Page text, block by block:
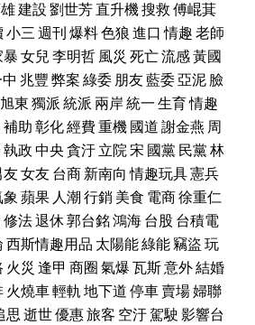
建設劉世芳直升機搜救傅崐萁
小三週刊爆料色狼進口 情趣老師
女兒李明哲風災 死亡流感黃國
兆豐弊案綠委朋友藍委亞泥臉
東獨派統派 兩岸統一生育情趣
補助彰化經費重機國道謝金燕 周
執政中央貪汙立院宋 國黨民黨林
友女友台商新南向 情趣玩具憲兵
蘋果 人潮行銷美食 電商徐重仁
修法退休郭台銘鴻海台股 台積電
西斯情趣用品 太陽能綠能竊盜玩
火災 逢甲 商圈氣爆瓦斯意外結婚
火燒車輕軌地下道停車賣場婦聯
思逝世優惠旅客 空汙駕駛影響台